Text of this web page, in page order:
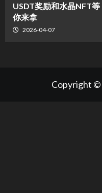
USDT奖励和水晶NFT等
你来拿
2026-04-07
Copyright ©